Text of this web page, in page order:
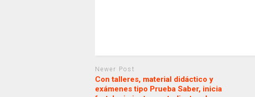
Newer Post
Con talleres, material didáctico y
exámenes tipo Prueba Saber, inicia